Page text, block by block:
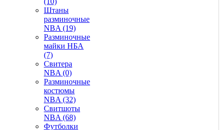
Штаны
разминочные
NBA (19)
Разминочные
майки НБА
(7)
Свитера
NBA (0)
Разминочные
костюмы
NBA (32)
Свитшоты
NBA (68)
Футболки